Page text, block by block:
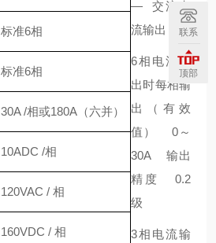
标准6相
标准6相
30A /相或180A（六并）
10ADC /相
120VAC / 相
160VDC / 相
— 交流电
流输出
6相电流输
出时每相输
出（有效
值） 0～
30A 输出
精度 0.2
级
3相电流输
联系
顶部